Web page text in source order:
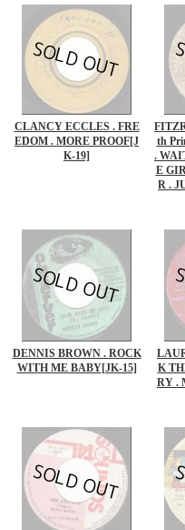
CLANCY ECCLES . FRE
EDOM . MORE PROOF[J
K-19]
th
.
E
R ‎.
DENNIS BROWN . ROCK
WITH ME BABY[JK-15]
K
RY .